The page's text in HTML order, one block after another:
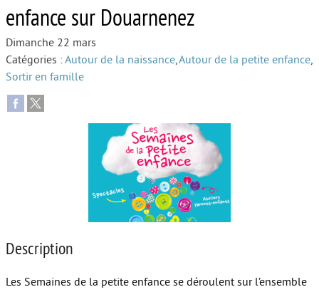
Autour de la jeunesse
Face au deuil
Sortir en famille
Vie de couple
Aide aux parents
enfance sur Douarnenez
Dimanche 22 mars
Catégories :Autour de la naissance,Autour de la petite enfance,
Sortir en famille
Description
Les Semaines de la petite enfance se déroulent sur l’ensemble